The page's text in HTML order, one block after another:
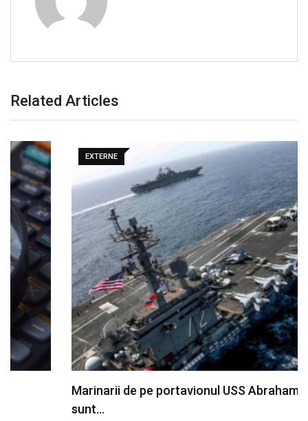
Related Articles
EXTERNE
Marinarii de pe portavionul USS Abraham Lincoln